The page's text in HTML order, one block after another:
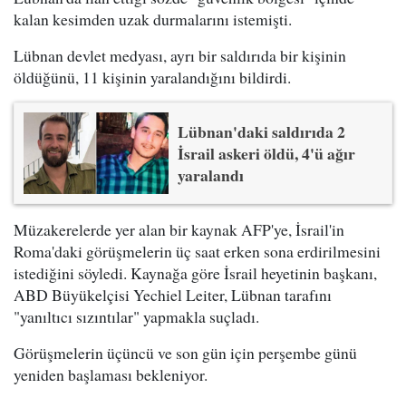
kalan kesimden uzak durmalarını istemişti.
Lübnan devlet medyası, ayrı bir saldırıda bir kişinin
öldüğünü, 11 kişinin yaralandığını bildirdi.
Lübnan'daki saldırıda 2
İsrail askeri öldü, 4'ü ağır
yaralandı
Müzakerelerde yer alan bir kaynak AFP'ye, İsrail'in
Roma'daki görüşmelerin üç saat erken sona erdirilmesini
istediğini söyledi. Kaynağa göre İsrail heyetinin başkanı,
ABD Büyükelçisi Yechiel Leiter, Lübnan tarafını
"yanıltıcı sızıntılar" yapmakla suçladı.
Görüşmelerin üçüncü ve son gün için perşembe günü
yeniden başlaması bekleniyor.